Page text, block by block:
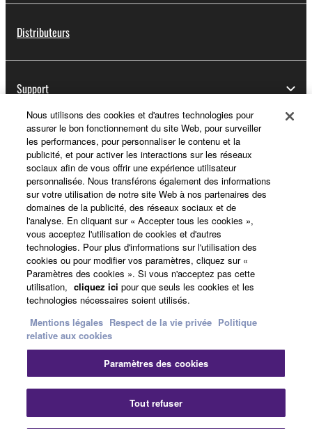
Distributeurs
Support
Yamaha Music ID - Enregistrement
A propos de Yamaha
France - French
Professionnel
Nous contacterConditions d'utilisation
Nous utilisons des cookies et d'autres technologies pour
assurer le bon fonctionnement du site Web, pour surveiller
les performances, pour personnaliser le contenu et la
publicité, et pour activer les interactions sur les réseaux
sociaux afin de vous offrir une expérience utilisateur
personnalisée. Nous transférons également des informations
sur votre utilisation de notre site Web à nos partenaires des
domaines de la publicité, des réseaux sociaux et de
l'analyse. En cliquant sur « Accepter tous les cookies »,
vous acceptez l'utilisation de cookies et d'autres
technologies. Pour plus d'informations sur l'utilisation des
cookies ou pour modifier vos paramètres, cliquez sur «
Paramètres des cookies ». Si vous n'acceptez pas cette
utilisation, cliquez ici pour que seuls les cookies et les
technologies nécessaires soient utilisés.
Mentions légales Respect de la vie privée Politique
relative aux cookies
Paramètres des cookies
Tout refuser